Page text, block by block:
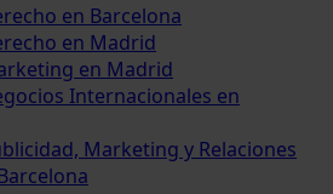
en Barcelona
en Madrid
en Madrid
Internacionales en
Marketing y Relaciones